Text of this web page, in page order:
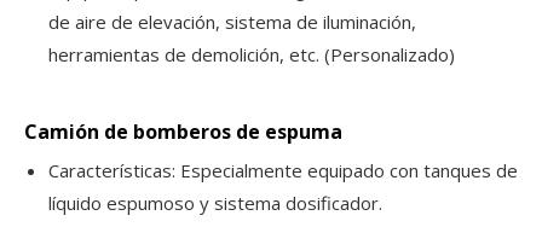
de aire de elevación, sistema de iluminación,
herramientas de demolición, etc. (Personalizado)
Camión de bomberos de espuma
Características: Especialmente equipado con tanques de
líquido espumoso y sistema dosificador.